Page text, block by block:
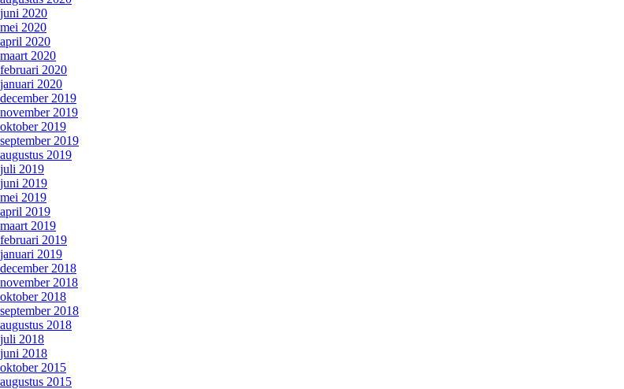
juni 2020
mei 2020
april 2020
maart 2020
februari 2020
januari 2020
december 2019
november 2019
oktober 2019
september 2019
augustus 2019
juli 2019
juni 2019
mei 2019
april 2019
maart 2019
februari 2019
januari 2019
december 2018
november 2018
oktober 2018
september 2018
augustus 2018
juli 2018
juni 2018
oktober 2015
augustus 2015